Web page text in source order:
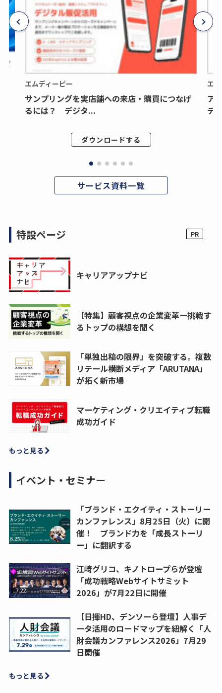
エムディーピー
サンプリングを実店舗への来店・購買につなげ
るには？ デジタ...
ダウンロードする
エ
ア
デ
サービス資料一覧
特設ページ
キャリアアップナビ
【特集】顧客視点の企業変革ー挑戦す
るトップの構想を聞く
「単独出稿の限界」を突破する。複数
リテール横断メディア「ARUTANA」
が拓く新市場
マーケティング・クリエイティブ転職
成功ガイド
もっと見る
イベント・セミナー
「ブランド・エクイティ・ストーリー
カンファレンス」8月25日（火）に開
催！ ブランド力を「成長ストーリ
ー」に翻訳する
江崎グリコ、キノトロープらが登壇
「成功戦略Webサイトサミット
2026」が7月22日に開催
【日揮HD、デンソーら登壇】人事デ
ータ活用のロードマップを紐解く「人
財会議カンファレンス2026」7月29
日開催
もっと見る